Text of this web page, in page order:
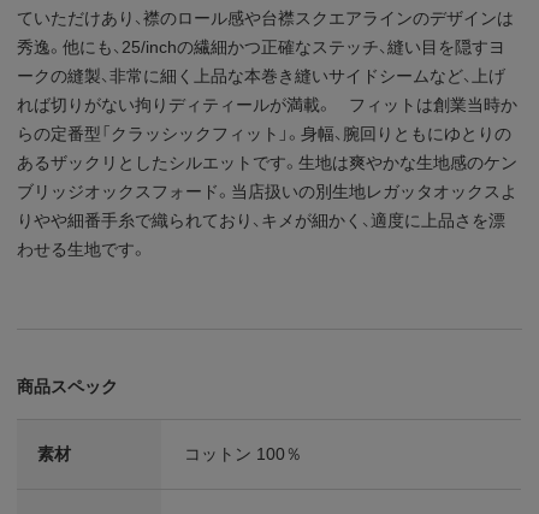
ていただけあり、襟のロール感や台襟スクエアラインのデザインは
秀逸。他にも、25/inchの繊細かつ正確なステッチ、縫い目を隠すヨ
ークの縫製、非常に細く上品な本巻き縫いサイドシームなど、上げ
れば切りがない拘りディティールが満載。 フィットは創業当時か
らの定番型「クラッシックフィット」。身幅、腕回りともにゆとりの
あるザックリとしたシルエットです。生地は爽やかな生地感のケン
ブリッジオックスフォード。当店扱いの別生地レガッタオックスよ
りやや細番手糸で織られており、キメが細かく、適度に上品さを漂
わせる生地です。
商品スペック
素材 コットン 100％